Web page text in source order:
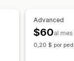
Advanced
$60al mes
0,20 $ por